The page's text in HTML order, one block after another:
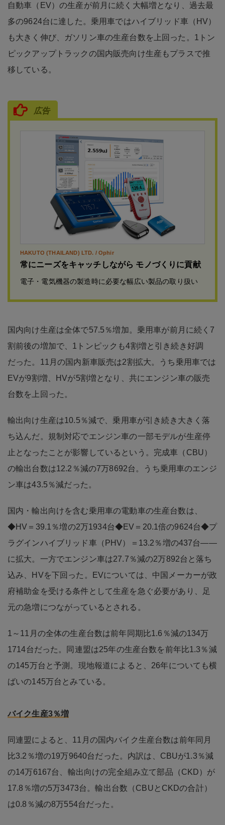
自動車（EV）の生産が前月に続く大幅増となり、過去最
多の9624台に達した。乗用車ではハイブリッド車（HV）
も大きく伸び、ガソリン車の生産台数を上回った。1トン
ピックアップトラックの国内販売向け生産もプラスで推
移している。
広告
HAKUTO (THAILAND) LTD. / Ophir
常にニーズをキャッチしながら モノづくりに貢献
電子・電気機器の製造時に必要な幅広い製品の取り扱い
国内向け生産は全体で57.5％増加。乗用車が前月に続く7
割前後の増加で、1トンピックも4割増と引き続き好調
だった。11月の国内新車販売は2割拡大。うち乗用車では
EVが9割増、HVが5割増となり、共にエンジン車の販売
台数を上回った。
輸出向け生産は10.5％減で、乗用車が引き続き大きく落
ち込んだ。規制対応でエンジン車の一部モデルが生産停
止となったことが影響しているという。完成車（CBU）
の輸出台数は12.2％減の7万8692台。うち乗用車のエンジ
ン車は43.5％減だった。
国内・輸出向けを含む乗用車の電動車の生産台数は、
◆HV＝39.1％増の2万1934台◆EV＝20.1倍の9624台◆プ
ラグインハイブリッド車（PHV）＝13.2％増の437台――
に拡大。一方でエンジン車は27.7％減の2万892台と落ち
込み、HVを下回った。EVについては、中国メーカーが政
府補助金を受ける条件として生産を急ぐ必要があり、足
元の急増につながっているとされる。
1～11月の全体の生産台数は前年同期比1.6％減の134万
1714台だった。同連盟は25年の生産台数を前年比1.3％減
の145万台と予測。現地報道によると、26年についても横
ばいの145万台とみている。
バイク生産3％増
同連盟によると、11月の国内バイク生産台数は前年同月
比3.2％増の19万9640台だった。内訳は、CBUが1.3％減
の14万6167台、輸出向けの完全組み立て部品（CKD）が
17.8％増の5万3473台。輸出台数（CBUとCKDの合計）
は0.8％減の8万554台だった。